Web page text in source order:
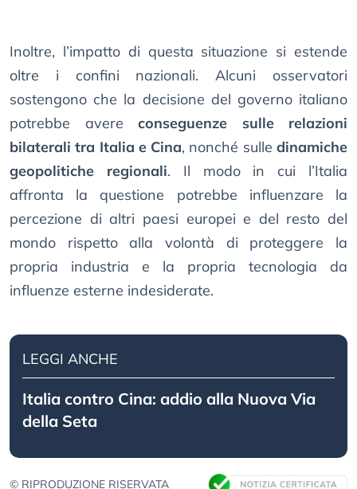
Inoltre, l’impatto di questa situazione si estende
oltre i confini nazionali. Alcuni osservatori
sostengono che la decisione del governo italiano
potrebbe avere conseguenze sulle relazioni
bilaterali tra Italia e Cina, nonché sulledinamiche
geopolitiche regionali. Il modo in cui l’Italia
affronta la questione potrebbe influenzare la
percezione di altri paesi europei e del resto del
mondo rispetto alla volontà di proteggere la
propria industria e la propria tecnologia da
influenze esterne indesiderate.
LEGGI ANCHE
Italia contro Cina: addio alla Nuova Via
della Seta
© RIPRODUZIONE RISERVATA